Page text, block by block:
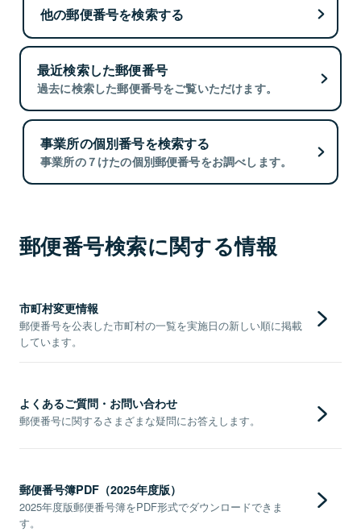
他の郵便番号を検索する
最近検索した郵便番号
過去に検索した郵便番号をご覧いただけます。
事業所の個別番号を検索する
事業所の７けたの個別郵便番号をお調べします。
郵便番号検索に関する情報
市町村変更情報
郵便番号を公表した市町村の一覧を実施日の新しい順に掲載
しています。
よくあるご質問・お問い合わせ
郵便番号に関するさまざまな疑問にお答えします。
郵便番号簿PDF（2025年度版）
2025年度版郵便番号簿をPDF形式でダウンロードできま
す。